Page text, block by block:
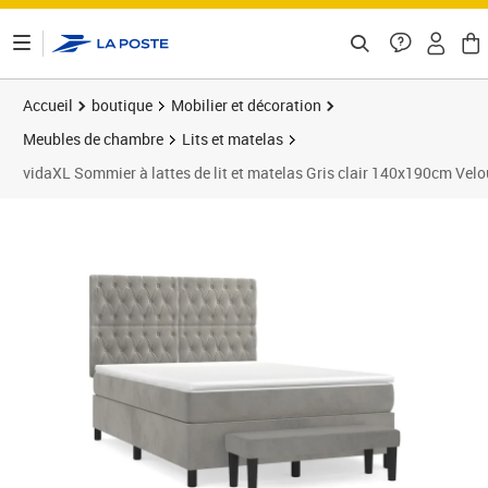
Accueil boutique
Mobilier et décoration
Meubles de chambre
Lits et matelas
vidaXL Sommier à lattes de lit et matelas Gris clair 140x190cm